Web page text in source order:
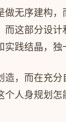
做无序建构
而这部分设
践结晶，独
造，而在充
个人身规划怎